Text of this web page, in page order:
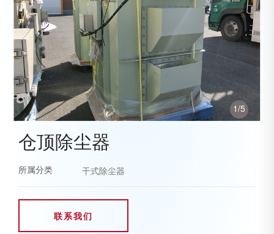
1/5
仓顶除尘器
所属分类 干式除尘器
联系我们